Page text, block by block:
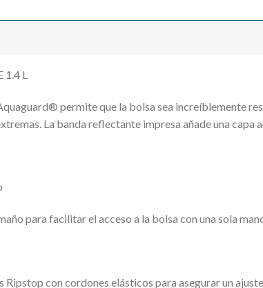
1.4 L
permite que la bolsa sea increíblemente
La banda reflectante impresa añade una
para facilitar el acceso a la bolsa con una sola
con cordones elásticos para asegurar un